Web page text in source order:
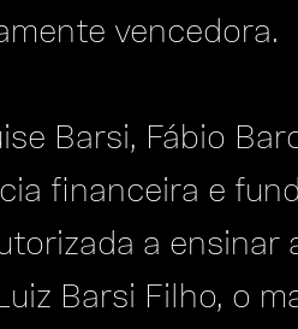
vencedora.
Barsi, Fábio
financeira e
a ensinar
Barsi Filho, o